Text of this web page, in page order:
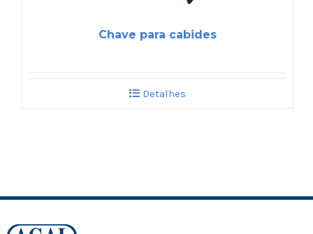
Chave para cabides
Detalhes